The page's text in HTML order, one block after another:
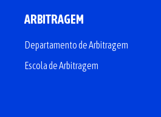
ARBITRAGEM
Departamento de Arbitragem
Escola de Arbitragem